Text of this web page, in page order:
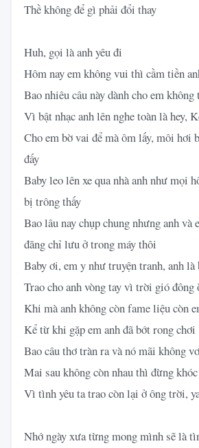
Thề không để gì phải đổi thay
Huh, gọi là anh yêu đi
Hôm nay em không vui thì cầm tiền
Bao nhiêu câu này dành cho em không
Vì bật nhạc anh lên nghe toàn là hey,
Cho em bờ vai để mà ôm lấy, môi hơi
đấy
Baby leo lên xe qua nhà anh như mọi
bị trông thấy
Bao lâu nay chụp chung nhưng anh và
đăng chỉ lưu ở trong máy thôi
Baby ơi, em y như truyện tranh, anh
Trao cho anh vòng tay vì trời gió đông
Khi mà anh không còn fame liệu còn
Kể từ khi gặp em anh đã bớt rong chơi
Bao câu thơ tràn ra và nó mãi không
Mai sau không còn nhau thì đừng
Vì tình yêu ta trao còn lại ở ông trời,
Nhớ ngày xưa từng mong mình sẽ là